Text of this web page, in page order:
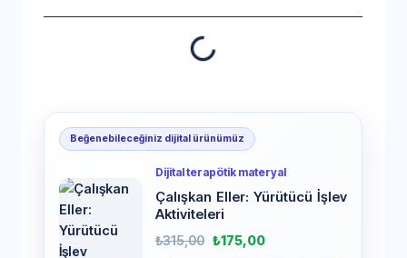
Beğenebileceğiniz dijital ürünümüz
Dijital terapötik materyal
Çalışkan Eller: Yürütücü İşlev
Aktiviteleri
₺315,00 ₺175,00